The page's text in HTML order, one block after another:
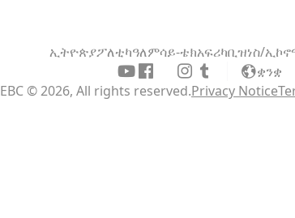
ኢትዮጵያፖለቲካዓለምሳይ-ቴክአፍሪካቢዝነስ/
ቋንቋ
EBC © 2026, All rights reserved.Privacy Notice